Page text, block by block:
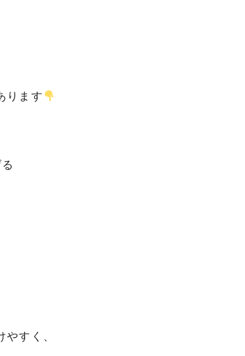
ります
すく、